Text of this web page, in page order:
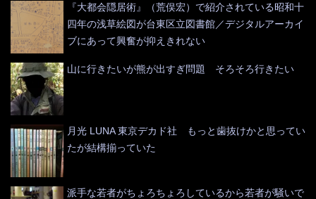
『大都会隠居術』（荒俣宏）で紹介されている昭和十
四年の浅草絵図が台東区立図書館／デジタルアーカイ
ブにあって興奮が抑えきれない
山に行きたいが熊が出すぎ問題 そろそろ行きたい
月光 LUNA 東京デカド社 もっと歯抜けかと思ってい
たが結構揃っていた
派手な若者がちょろちょろしているから若者が騒いで